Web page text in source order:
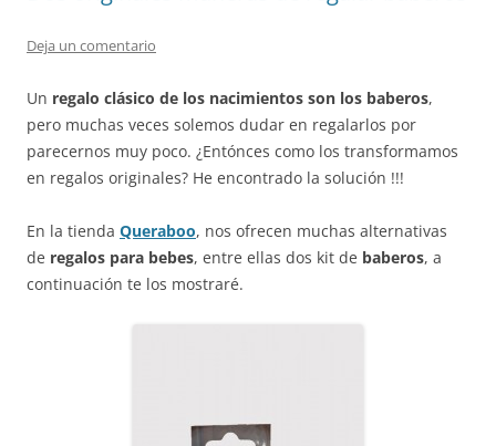
Deja un comentario
Un regalo clásico de los nacimientos son los baberos,
pero muchas veces solemos dudar en regalarlos por
parecernos muy poco. ¿Entónces como los transformamos
en regalos originales? He encontrado la solución !!!
En la tienda Queraboo, nos ofrecen muchas alternativas
de regalos para bebes, entre ellas dos kit de baberos, a
continuación te los mostraré.